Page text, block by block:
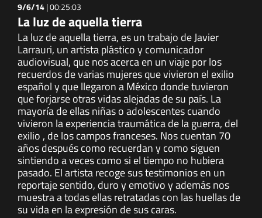
9/6/14|00:25:03
La luz de aquella tierra
La luz de aquella tierra, es un trabajo de Javier
Larrauri, un artista plástico y comunicador
audiovisual, que nos acerca en un viaje por los
recuerdos de varias mujeres que vivieron el exilio
español y que llegaron a México donde tuvieron
que forjarse otras vidas alejadas de su país. La
mayoría de ellas niñas o adolescentes cuando
vivieron la experiencia traumática de la guerra, del
exilio , de los campos franceses. Nos cuentan 70
años después como recuerdan y como siguen
sintiendo a veces como si el tiempo no hubiera
pasado. El artista recoge sus testimonios en un
reportaje sentido, duro y emotivo y además nos
muestra a todas ellas retratadas con las huellas de
su vida en la expresión de sus caras.